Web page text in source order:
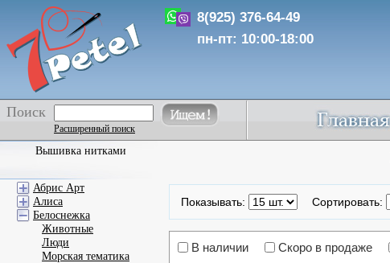
8(925) 376-64-49
пн-пт: 10:00-18:00
Поиск
Расширенный поиск
Показывать: Сортировать:
В наличии Скоро в продаже
Вышивка нитками
Абрис Арт
Алиса
Белоснежка
Животные
Люди
Морская тематика